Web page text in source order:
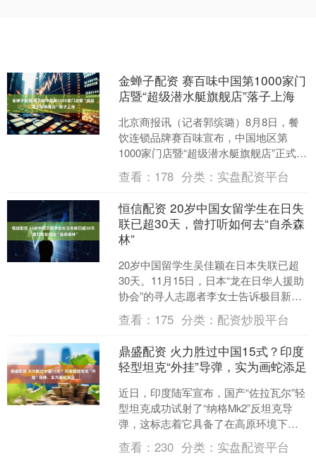
金蝉子配资 赛百味中国第1000家门
店暨“超级潜水艇旗舰店”落子上海
北京商报讯（记者郭缤璐）8月8日，餐
饮连锁品牌赛百味宣布，中国地区第
1000家门店暨“超级潜水艇旗舰店”正式进
驻上海淮海中路巴黎春天。旗舰店以赛
百味中国独创的牛....
查看： 178 分类： 实盘配资平台
恒信配资 20岁中国女留学生在日失
联已超30天，曾打听如何去“自杀森
林”
20岁中国留学生吴佳颖在日本失联已超
30天。11月15日，日本“龙在日华人援助
协会”的寻人志愿者李女士告诉极目新闻
记者，失联女孩吴佳颖目前仍未找到，
他们一直都没....
查看： 175 分类： 配资炒股平台
鼎盛配资 火力胜过中国15式？印度
轻型坦克“外挂”导弹，实为画蛇添足
近日，印度陆军宣布，国产“佐拉瓦尔”轻
型坦克成功试射了“纳格Mk2”反坦克导
弹，这标志着它具备了在高原环境下进
行远程打击的能力。 需要注意的是，这
款导弹被外挂在....
查看：230 分类： 实盘配资平台